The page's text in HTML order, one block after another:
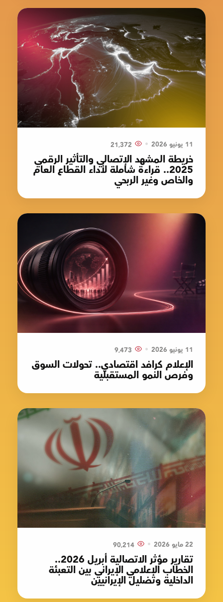
11 يونيو 2026 •
خريطة المشهد الإتصالي والتأثير الرقمي
2025.. قراءة شاملة لأداء القطاع العام
والخاص وغير الربحي
11 يونيو 2026 •
الإعلام كرافد اقتصادي.. تحولات السوق
وفرص النمو المستقبلية
22 مايو 2026 •
تقارير مؤثر الاتصالية أبريل 2026..
الخطاب الإعلامي الإيراني بين التعبئة
الداخلية وتضليل الإيرانيين